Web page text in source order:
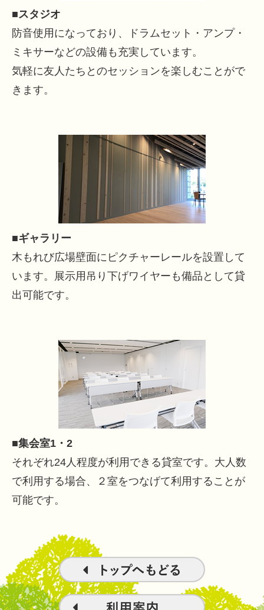
■スタジオ
防音使用になっており、ドラムセット・アンプ・
ミキサーなどの設備も充実しています。
気軽に友人たちとのセッションを楽しむことがで
きます。
■ギャラリー
木もれび広場壁面にピクチャーレールを設置して
います。展示用吊り下げワイヤーも備品として貸
出可能です。
■集会室1・2
それぞれ24人程度が利用できる貸室です。大人数
で利用する場合、２室をつなげて利用することが
可能です。